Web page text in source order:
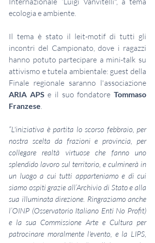
ecologia e ambiente.
Il tema è stato il leit-motif di tutti gli
incontri del Campionato, dove i ragazzi
hanno potuto partecipare a mini-talk su
attivismo e tutela ambientale: guest della
ARIA APS e il suo fondatore Tommaso
Franzese
“L'iniziativa è partita lo scorso febbraio, per
nostra scelta da frazioni e provincia, per
collegare realtà virtuose che fanno uno
splendido lavoro sul territorio, e culminerà in
un luogo a cui tutti apparteniamo e di cui
siamo ospiti grazie all’Archivio di Stato e alla
sua illuminata direzione. Ringraziamo anche
l’OINP (Osservatorio Italiano Enti No Profit)
e la sua Commissione Arte e Cultura per
patrocinare moralmente l'evento, e la LIPS,